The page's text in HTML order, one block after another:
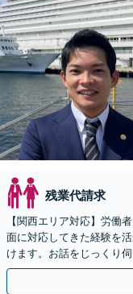
残業代請求
【関西エリア対応】労働
面に対応してきた経験を
けます。お話をじっくり
ください【夜間・休日相